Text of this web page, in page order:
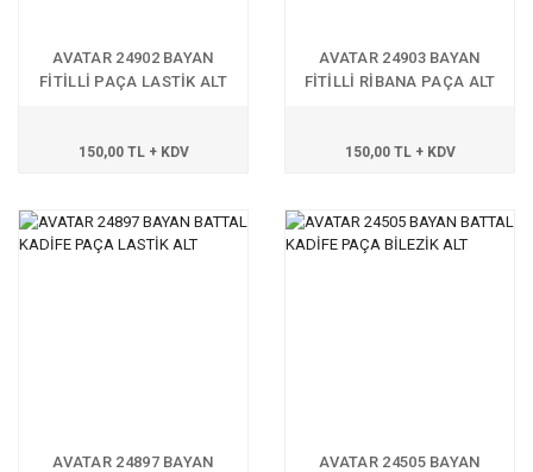
AVATAR 24902 BAYAN
FİTİLLİ PAÇA LASTİK ALT
150,00 TL + KDV
AVATAR 24903 BAYAN
FİTİLLİ RİBANA PAÇA ALT
150,00 TL + KDV
AVATAR 24897 BAYAN
AVATAR 24505 BAYAN